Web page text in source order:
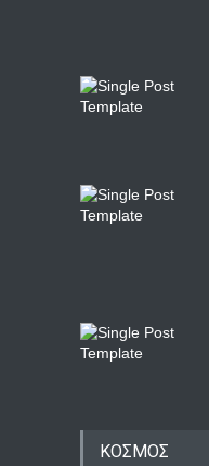
ΚΟΣΜΟΣ